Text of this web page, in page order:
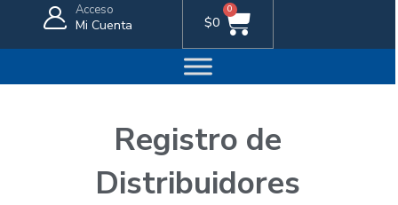
Acceso
Mi Cuenta $0
0
Registro de
Distribuidores